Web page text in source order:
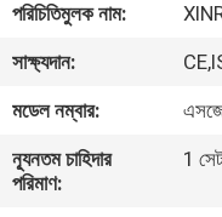
সম্বন্ধে
কারখানা
পরিচিতিমুলক নাম:
সাক্ষ্যদান:
মডেল নম্বার:
ন্যূনতম চাহিদার
পরিমাণ:
1